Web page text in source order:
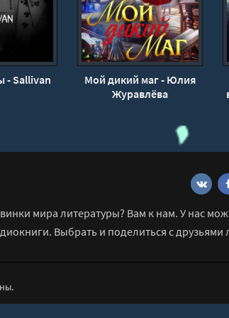
- Sallivan
Мой дикий маг - Юлия
Журавлёва
мира литературы? Вам к нам. У нас
Выбрать и поделиться с